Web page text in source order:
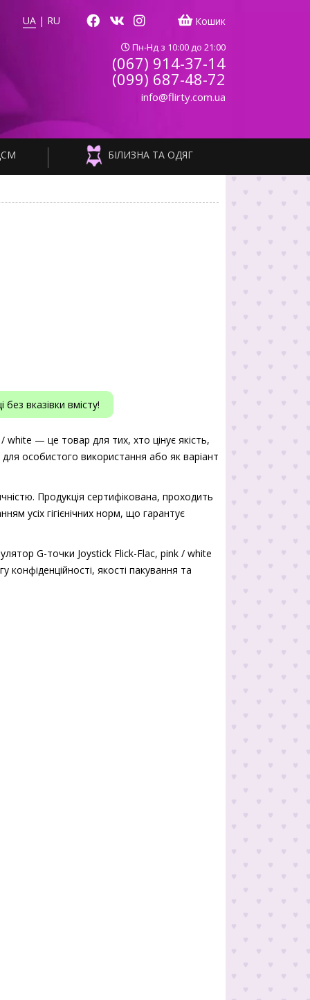
UA | RU Кошик
Пн-Нд з 10:00 до 21:00
(067) 914-37-14
(099) 687-48-72
info@flirty.com.ua
БІЛИЗНА ТА ОДЯГ
вказівки вмісту!
— це товар для тих, хто цінує якість,
особистого використання або як варіант
Продукція сертифікована, проходить
усіх гігієнічних норм, що гарантує
G-точки Joystick Flick-Flac, pink / white
конфіденційності, якості пакування та